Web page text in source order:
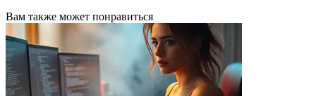
Вам также может понравиться